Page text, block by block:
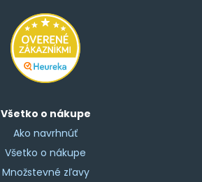
Všetko o nákupe
Ako navrhnúť
Všetko o nákupe
Množstevné zľavy